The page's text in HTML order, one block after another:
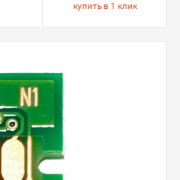
купить в 1 клик